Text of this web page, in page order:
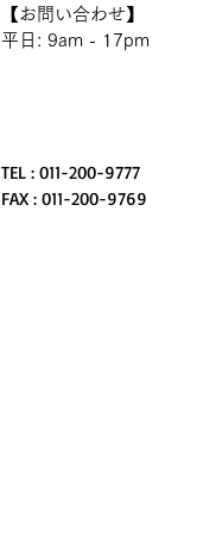
【お問い合わせ】
平日: 9am - 17pm
TEL : 011-200-9777
FAX : 011-200-9769